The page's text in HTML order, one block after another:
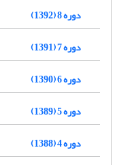
دوره 8 (1392)
دوره 7 (1391)
دوره 6 (1390)
دوره 5 (1389)
دوره 4 (1388)